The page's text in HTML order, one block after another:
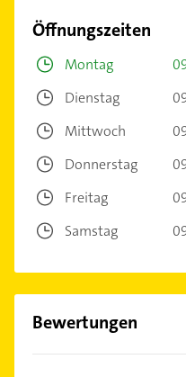
Öffnungszeiten
Montag
Dienstag
Mittwoch
Donnerstag
Freitag
Samstag
Bewertungen